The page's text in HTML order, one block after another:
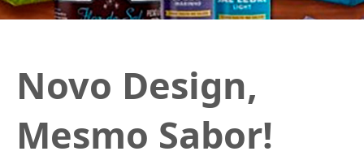
Novo Design,
Mesmo Sabor!